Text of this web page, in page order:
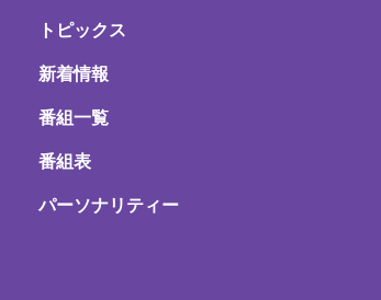
トピックス
新着情報
番組一覧
番組表
パーソナリティー